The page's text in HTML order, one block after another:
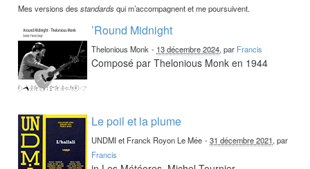
Mes versions desstandardsqui m’accompagnent et me poursuivent.
’Round Midnight
Thelonious Monk - 13 décembre 2024, par Francis
Composé par Thelonious Monk en 1944
Le poil et la plume
UNDMI et Franck Royon Le Mée -31 décembre 2021, par
Francis